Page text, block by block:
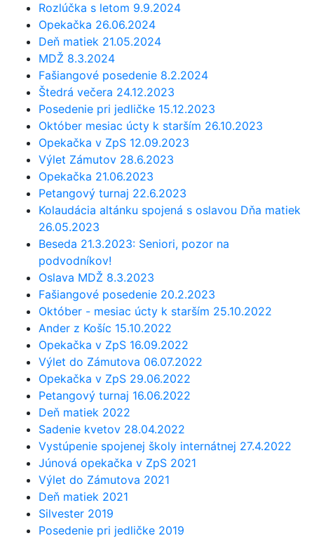
Rozlúčka s letom 9.9.2024
Opekačka 26.06.2024
Deň matiek 21.05.2024
MDŽ 8.3.2024
Fašiangové posedenie 8.2.2024
Štedrá večera 24.12.2023
Posedenie pri jedličke 15.12.2023
Október mesiac úcty k starším 26.10.2023
Opekačka v ZpS 12.09.2023
Výlet Zámutov 28.6.2023
Opekačka 21.06.2023
Petangový turnaj 22.6.2023
Kolaudácia altánku spojená s oslavou Dňa matiek
26.05.2023
Beseda 21.3.2023: Seniori, pozor na
podvodníkov!
Oslava MDŽ 8.3.2023
Fašiangové posedenie 20.2.2023
Október - mesiac úcty k starším 25.10.2022
Ander z Košíc 15.10.2022
Opekačka v ZpS 16.09.2022
Výlet do Zámutova 06.07.2022
Opekačka v ZpS 29.06.2022
Petangový turnaj 16.06.2022
Deň matiek 2022
Sadenie kvetov 28.04.2022
Vystúpenie spojenej školy internátnej 27.4.2022
Júnová opekačka v ZpS 2021
Výlet do Zámutova 2021
Deň matiek 2021
Silvester 2019
Posedenie pri jedličke 2019